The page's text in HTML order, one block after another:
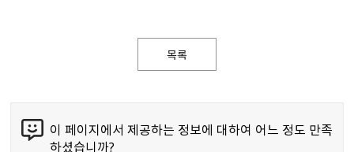
목록
이 페이지에서 제공하는 정보에 대하여 어느 정도 만족
하셨습니까?